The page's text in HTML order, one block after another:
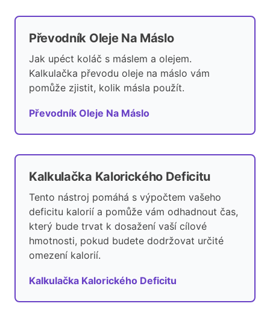
Převodník Oleje Na Máslo
Jak upéct koláč s máslem a olejem.
Kalkulačka převodu oleje na máslo vám
pomůže zjistit, kolik másla použít.
Převodník Oleje Na Máslo
Kalkulačka Kalorického Deficitu
Tento nástroj pomáhá s výpočtem vašeho
deficitu kalorií a pomůže vám odhadnout čas,
který bude trvat k dosažení vaší cílové
hmotnosti, pokud budete dodržovat určité
omezení kalorií.
Kalkulačka Kalorického Deficitu